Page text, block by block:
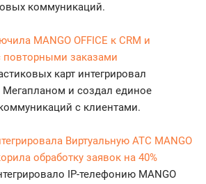
коммуникаций.
MANGO OFFICE к CRM и
повторными заказами
карт интегрировал
Мегапланом и создал единое
с клиентами.
Виртуальную АТС MANGO
обработку заявок на 40%
IP-телефонию MANGO